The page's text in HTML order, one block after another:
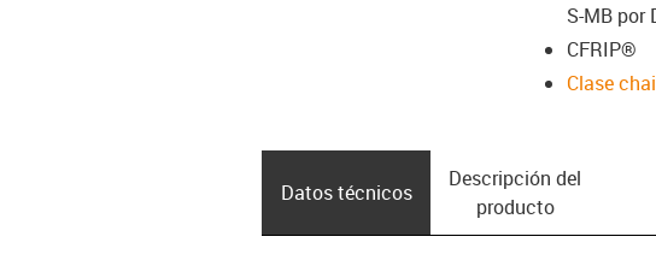
S-MB por
CFRIP®
Clase
Datos técnicos
Descripción del
producto